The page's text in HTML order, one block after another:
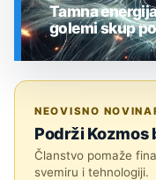
Tamna
golemi skup
NEOVISNO
Podrži Kozmos
Članstvo pomaže
svemiru i tehnologiji.